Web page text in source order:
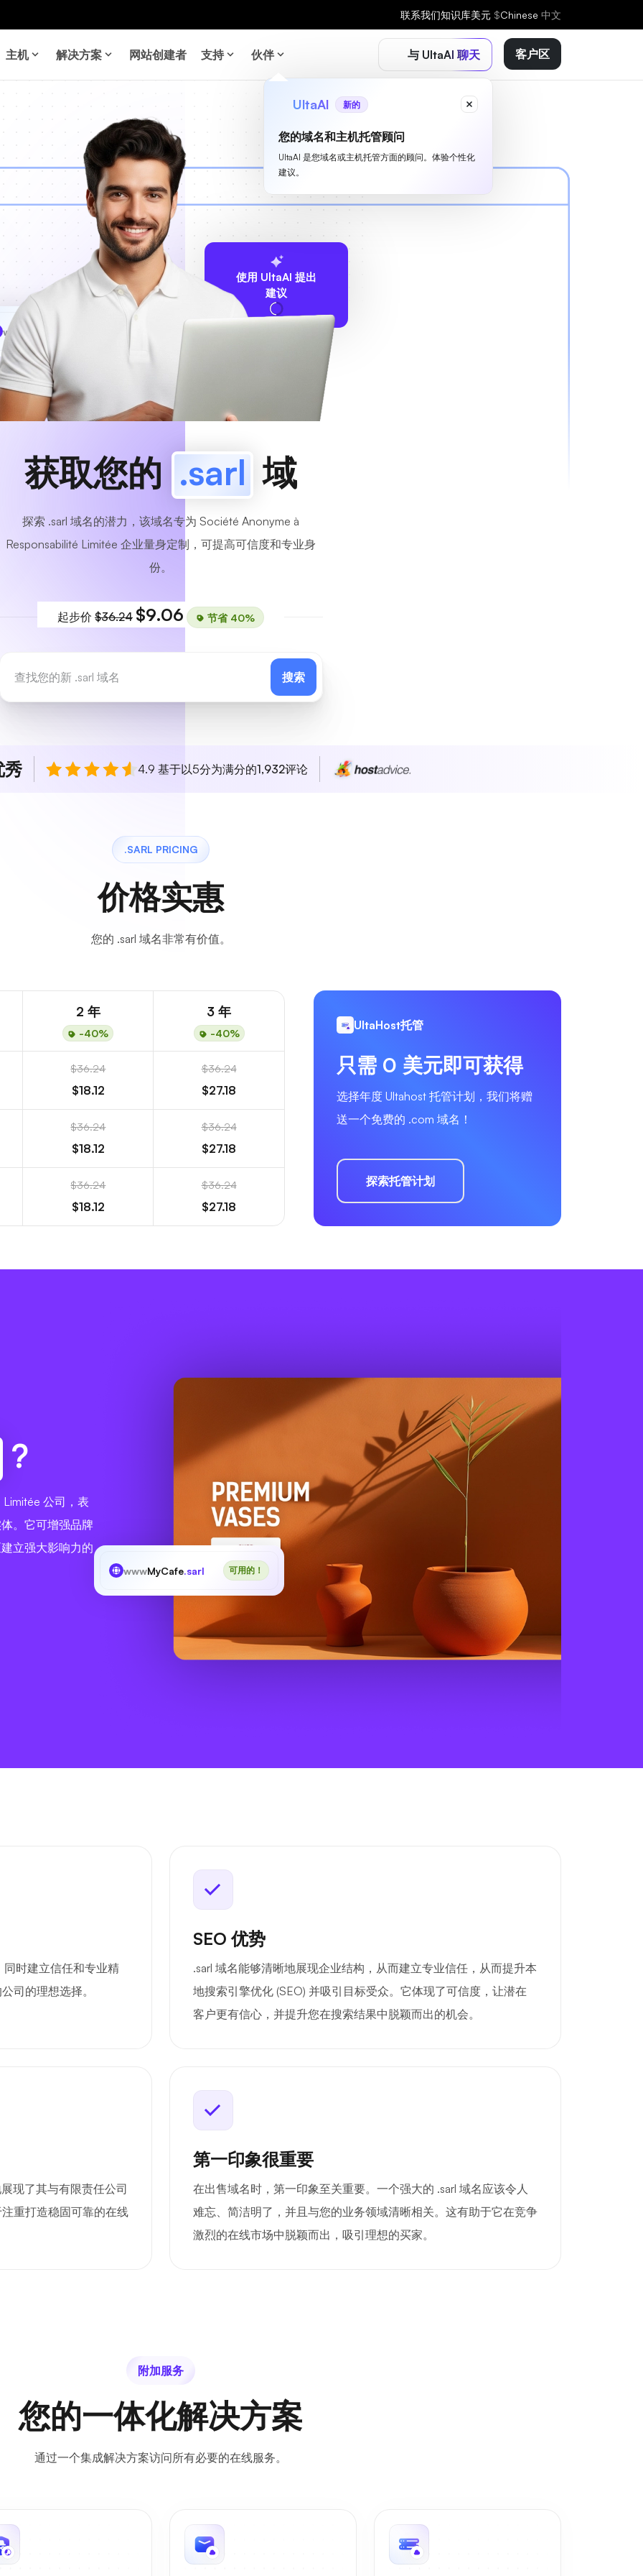
联系我们知识库美元 $Chinese 中文
主机 解决方案 网站创建者 支持 伙伴 与 UltaAI 聊天
UltaAI 新的
您的域名和主机托管顾问
UltaAI 是您域名或主机托管方面的顾问。体验个性化
建议。
客户区
使用 UltaAI 提出
建议
www MyCafe
获取您的 .sarl 域
探索 .sarl 域名的潜力，该域名专为 Société Anonyme à
Responsabilité Limitée 企业量身定制，可提高可信度和专业身
份。
起步价 $36.24 $9.06 节省 40%
搜索
秀 4.9 基于以5分为满分的1,932评论
.SARL PRICING
价格实惠
您的 .sarl 域名非常有价值。
2 年
-40%
3 年
-40%
$36.24
$18.12
$36.24
$27.18
$36.24
$18.12
$36.24
$27.18
$36.24
$18.12
$36.24
$27.18
UltaHost托管
只需 0 美元即可获得
选择年度 Ultahost 托管计划，我们将赠
送一个免费的 .com 域名！
探索托管计划
?
公司，表
。它可增强品牌
立强大影响力的
wwwMyCafe.sarl 可用的！
同时建立信任和专业精
司的理想选择。
SEO 优势
.sarl 域名能够清晰地展现企业结构，从而建立专业信任，从而提升本
地搜索引擎优化 (SEO) 并吸引目标受众。它体现了可信度，让潜在
客户更有信心，并提升您在搜索结果中脱颖而出的机会。
现了其与有限责任公司
重打造稳固可靠的在线
第一印象很重要
在出售域名时，第一印象至关重要。一个强大的 .sarl 域名应该令人
难忘、简洁明了，并且与您的业务领域清晰相关。这有助于它在竞争
激烈的在线市场中脱颖而出，吸引理想的买家。
附加服务
您的一体化解决方案
通过一个集成解决方案访问所有必要的在线服务。